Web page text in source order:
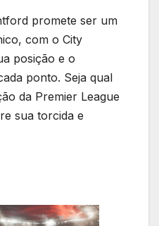
promete ser um
com o City
posição e o
ponto. Seja qual
da Premier League
sua torcida e